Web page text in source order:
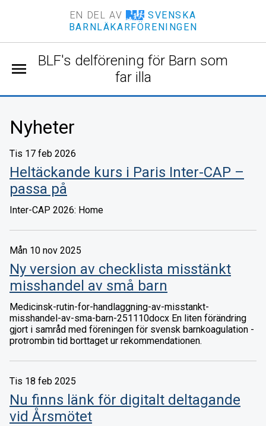
EN DEL AV
SVENSKA
BARNLÄKARFÖRENINGEN
BLF's delförening för Barn som
far illa
menu
Nyheter
Tis 17 feb 2026
Heltäckande kurs i Paris Inter-CAP –
passa på
Inter-CAP 2026: Home
Mån 10 nov 2025
Ny version av checklista misstänkt
misshandel av små barn
Medicinsk-rutin-for-handlaggning-av-misstankt-
misshandel-av-sma-barn-251110docx En liten förändring
gjort i samråd med föreningen för svensk barnkoagulation -
protrombin tid borttaget ur rekommendationen.
Tis 18 feb 2025
Nu finns länk för digitalt deltagande
vid Årsmötet